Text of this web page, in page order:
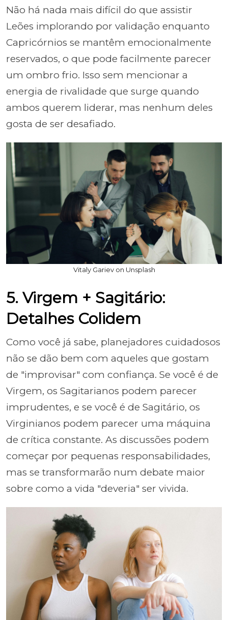
Não há nada mais difícil do que assistir
Leões implorando por validação enquanto
Capricórnios se mantêm emocionalmente
reservados, o que pode facilmente parecer
um ombro frio. Isso sem mencionar a
energia de rivalidade que surge quando
ambos querem liderar, mas nenhum deles
gosta de ser desafiado.
Vitaly Gariev on Unsplash
5. Virgem + Sagitário:
Detalhes Colidem
Como você já sabe, planejadores cuidadosos
não se dão bem com aqueles que gostam
de "improvisar" com confiança. Se você é de
Virgem, os Sagitarianos podem parecer
imprudentes, e se você é de Sagitário, os
Virginianos podem parecer uma máquina
de crítica constante. As discussões podem
começar por pequenas responsabilidades,
mas se transformarão num debate maior
sobre como a vida "deveria" ser vivida.